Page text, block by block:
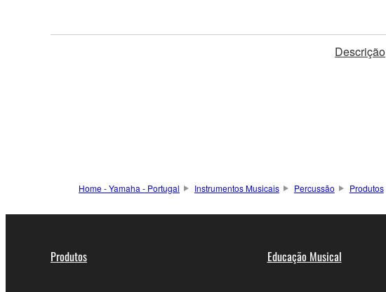
Descrição
Home - Yamaha - Portugal Instrumentos Musicais Percussão Produtos
Produtos Educação Musical